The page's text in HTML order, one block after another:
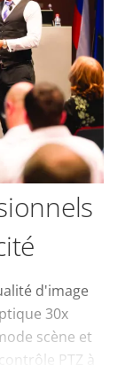
d'image
30x
scène et
PTZ à